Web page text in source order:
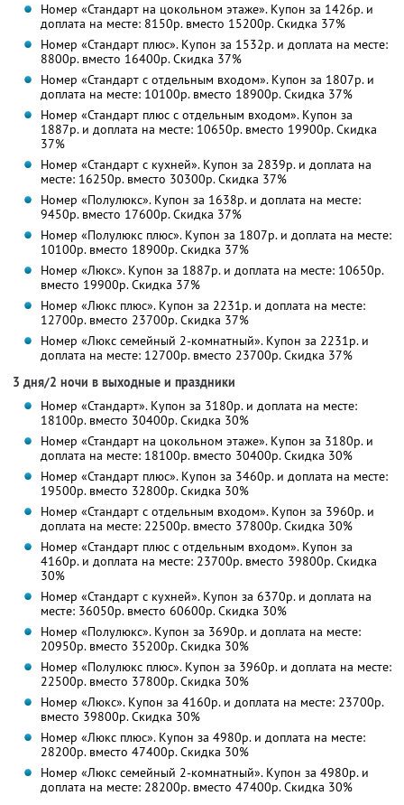
Номер «Стандарт на цокольном этаже». Купон за 1426р. и
доплата на месте: 8150р. вместо 15200р. Скидка 37%
Номер «Стандарт плюс». Купон за 1532р. и доплата на месте:
8800р. вместо 16400р. Скидка 37%
Номер «Стандарт с отдельным входом». Купон за 1807р. и
доплата на месте: 10100р. вместо 18900р. Скидка 37%
Номер «Стандарт плюс с отдельным входом». Купон за
1887р. и доплата на месте: 10650р. вместо 19900р. Скидка
37%
Номер «Стандарт с кухней». Купон за 2839р. и доплата на
месте: 16250р. вместо 30300р. Скидка 37%
Номер «Полулюкс». Купон за 1638р. и доплата на месте:
9450р. вместо 17600р. Скидка 37%
Номер «Полулюкс плюс». Купон за 1807р. и доплата на месте:
10100р. вместо 18900р. Скидка 37%
Номер «Люкс». Купон за 1887р. и доплата на месте: 10650р.
вместо 19900р. Скидка 37%
Номер «Люкс плюс». Купон за 2231р. и доплата на месте:
12700р. вместо 23700р. Скидка 37%
Номер «Люкс семейный 2-комнатный». Купон за 2231р. и
доплата на месте: 12700р. вместо 23700р. Скидка 37%
3 дня/2 ночи в выходные и праздники
Номер «Стандарт». Купон за 3180р. и доплата на месте:
18100р. вместо 30400р. Скидка 30%
Номер «Стандарт на цокольном этаже». Купон за 3180р. и
доплата на месте: 18100р. вместо 30400р. Скидка 30%
Номер «Стандарт плюс». Купон за 3460р. и доплата на месте:
19500р. вместо 32800р. Скидка 30%
Номер «Стандарт с отдельным входом». Купон за 3960р. и
доплата на месте: 22500р. вместо 37800р. Скидка 30%
Номер «Стандарт плюс с отдельным входом». Купон за
4160р. и доплата на месте: 23700р. вместо 39800р. Скидка
30%
Номер «Стандарт с кухней». Купон за 6370р. и доплата на
месте: 36050р. вместо 60600р. Скидка 30%
Номер «Полулюкс». Купон за 3690р. и доплата на месте:
20950р. вместо 35200р. Скидка 30%
Номер «Полулюкс плюс». Купон за 3960р. и доплата на месте:
22500р. вместо 37800р. Скидка 30%
Номер «Люкс». Купон за 4160р. и доплата на месте: 23700р.
вместо 39800р. Скидка 30%
Номер «Люкс плюс». Купон за 4980р. и доплата на месте:
28200р. вместо 47400р. Скидка 30%
Номер «Люкс семейный 2-комнатный». Купон за 4980р. и
доплата на месте: 28200р. вместо 47400р. Скидка 30%